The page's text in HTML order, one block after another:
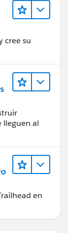
cree su
lleguen al
en